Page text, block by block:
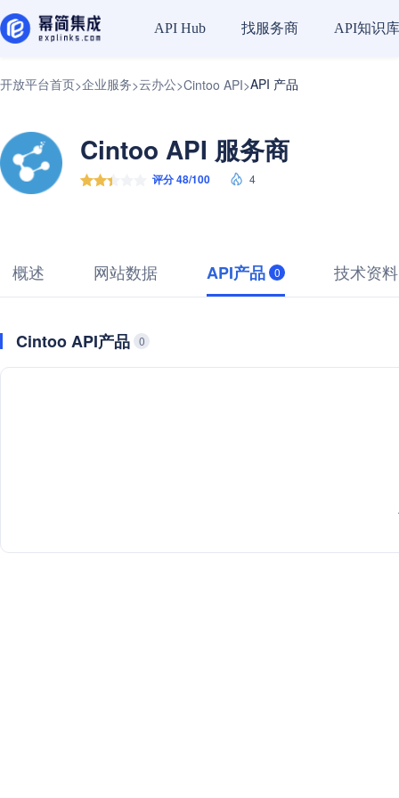
API Hub 找服务商 API知识库
开放平台首页>企业服务>云办公>Cintoo API>API 产品
Cintoo API 服务商
评分 48/100 4
概述 网站数据 API产品 0 技术资料
Cintoo API产品 0